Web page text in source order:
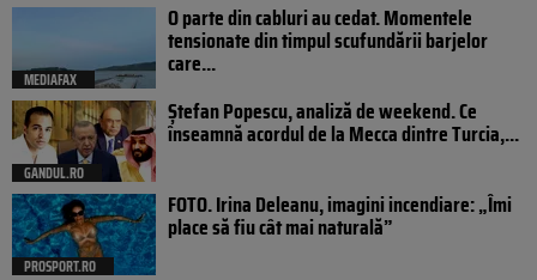
MEDIAFAX
O parte din cabluri au cedat. Momentele
tensionate din timpul scufundării barjelor
care...
GANDUL.RO
Ștefan Popescu, analiză de weekend. Ce
înseamnă acordul de la Mecca dintre Turcia,...
PROSPORT.RO
FOTO. Irina Deleanu, imagini incendiare: „Îmi
place să fiu cât mai naturală”